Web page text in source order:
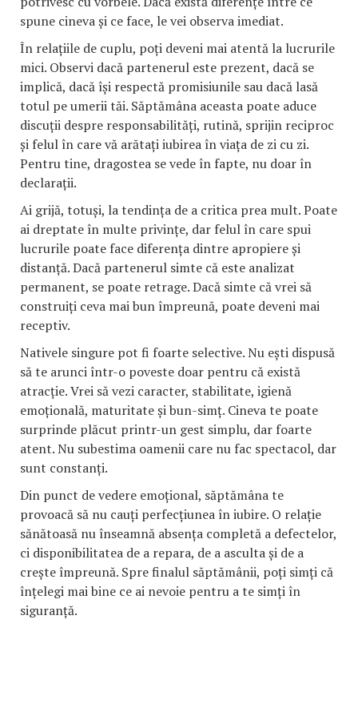
spune cineva și ce face, le vei observa imediat.
În relațiile de cuplu, poți deveni mai atentă la lucrurile
mici. Observi dacă partenerul este prezent, dacă se
implică, dacă își respectă promisiunile sau dacă lasă
totul pe umerii tăi. Săptămâna aceasta poate aduce
discuții despre responsabilități, rutină, sprijin reciproc
și felul în care vă arătați iubirea în viața de zi cu zi.
Pentru tine, dragostea se vede în fapte, nu doar în
declarații.
Ai grijă, totuși, la tendința de a critica prea mult. Poate
ai dreptate în multe privințe, dar felul în care spui
lucrurile poate face diferența dintre apropiere și
distanță. Dacă partenerul simte că este analizat
permanent, se poate retrage. Dacă simte că vrei să
construiți ceva mai bun împreună, poate deveni mai
receptiv.
Nativele singure pot fi foarte selective. Nu ești dispusă
să te arunci într-o poveste doar pentru că există
atracție. Vrei să vezi caracter, stabilitate, igienă
emoțională, maturitate și bun-simț. Cineva te poate
surprinde plăcut printr-un gest simplu, dar foarte
atent. Nu subestima oamenii care nu fac spectacol, dar
sunt constanți.
Din punct de vedere emoțional, săptămâna te
provoacă să nu cauți perfecțiunea în iubire. O relație
sănătoasă nu înseamnă absența completă a defectelor,
ci disponibilitatea de a repara, de a asculta și de a
crește împreună. Spre finalul săptămânii, poți simți că
înțelegi mai bine ce ai nevoie pentru a te simți în
siguranță.